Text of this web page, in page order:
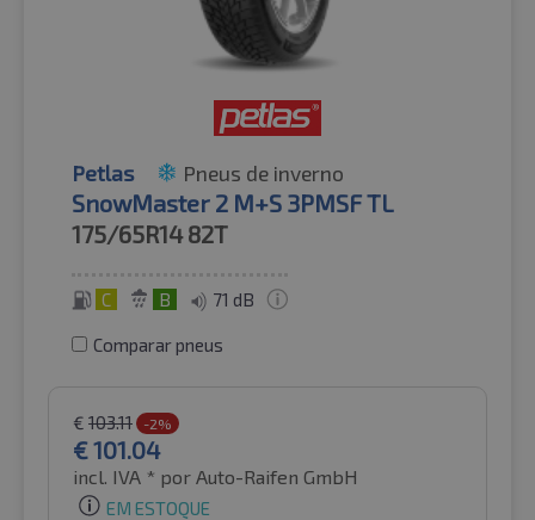
Petlas Pneus de inverno
SnowMaster 2 M+S 3PMSF TL
175/65R14 82T
C B 71 dB
Comparar pneus
€ 103.11 -2%
€101.04
incl. IVA * por Auto-Raifen GmbH
EM ESTOQUE